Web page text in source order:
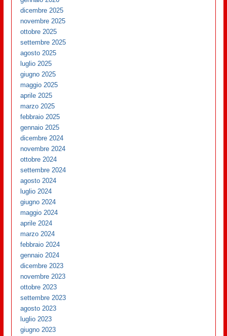
dicembre 2025
novembre 2025
ottobre 2025
settembre 2025
agosto 2025
luglio 2025
giugno 2025
maggio 2025
aprile 2025
marzo 2025
febbraio 2025
gennaio 2025
dicembre 2024
novembre 2024
ottobre 2024
settembre 2024
agosto 2024
luglio 2024
giugno 2024
maggio 2024
aprile 2024
marzo 2024
febbraio 2024
gennaio 2024
dicembre 2023
novembre 2023
ottobre 2023
settembre 2023
agosto 2023
luglio 2023
giugno 2023